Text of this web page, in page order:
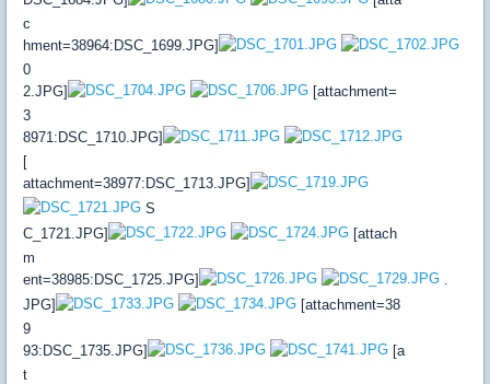
c
hment=38964:DSC_1699.JPG]
0
2.JPG]
[attachment=
3
8971:DSC_1710.JPG]
[
attachment=38977:DSC_1713.JPG]
S
C_1721.JPG]
[attach
m
ent=38985:DSC_1725.JPG]
JPG]
[attachment=38
9
93:DSC_1735.JPG]
[a
t